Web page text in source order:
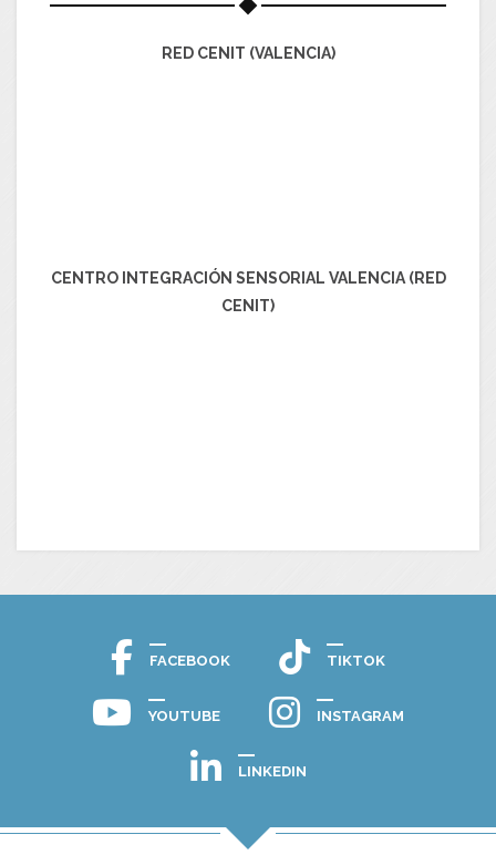
RED CENIT (VALENCIA)
CENTRO INTEGRACIÓN SENSORIAL VALENCIA (RED
CENIT)
FACEBOOK TIKTOK
YOUTUBE INSTAGRAM
LINKEDIN